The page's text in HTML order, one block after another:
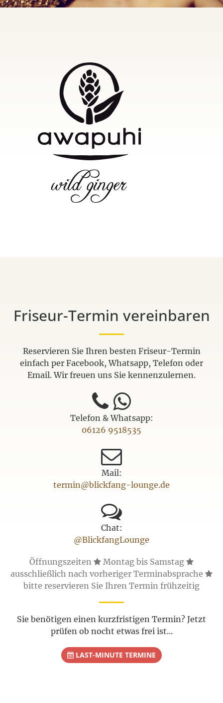
Friseur-Termin vereinbaren
Reservieren Sie Ihren besten Friseur-Termin
einfach per Facebook, Whatsapp, Telefon oder
Email. Wir freuen uns Sie kennenzulernen.
Telefon & Whatsapp:
06126 9518535
Mail:
termin@blickfang-lounge.de
Chat:
@BlickfangLounge
Öffnungszeiten
Montag bis Samstag
ausschließlich nach vorheriger Terminabsprache
bitte reservieren Sie Ihren Termin frühzeitig
Sie benötigen einen kurzfristigen Termin? Jetzt
prüfen ob nocht etwas frei ist...
LAST-MINUTE TERMINE